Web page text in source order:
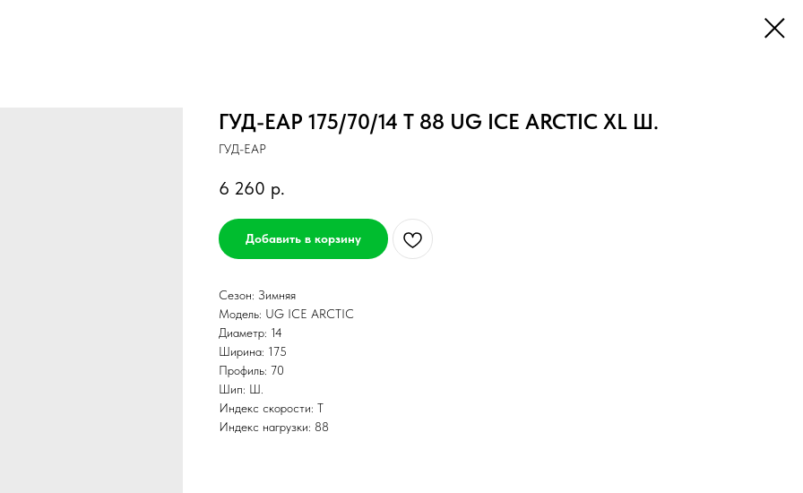
ГУД-ЕАР 175/70/14 T 88 UG ICE ARCTIC XL Ш.
ГУД-ЕАР
6 260 р.
Добавить в корзину
Сезон: Зимняя
Модель: UG ICE ARCTIC
Диаметр: 14
Ширина: 175
Профиль: 70
Шип: Ш.
Индекс скорости: T
Индекс нагрузки: 88